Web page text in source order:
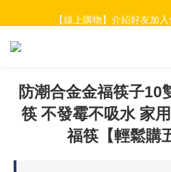
【線上購物】加入會員
【線上購物】介紹好友加
【線上購物】加入會員
防潮合金金福筷子10
筷 不發霉不吸水 家
福筷【輕鬆購